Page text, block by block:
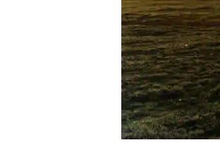
Search